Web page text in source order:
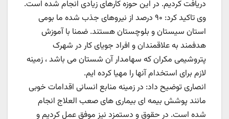
دریافت کردیم. در این حوزه کارهای زیادی انجام شده است.
وی تاکید کرد: ۹۰ درصد از نیروهای جذب شده ما بومی
استان سیستان و بلوچستان هستند. ضمنا با آموزش
هدفمند به علاقمندان و افراد جویای کار در شهرک
پتروشیمی مکران که سهامدار آن شستان می باشد ، زمینه
لازم برای استخدام آنها را مهیا کرده ایم.
انصاری توضیح داد: در زمینه منابع انسانی اقدامات خوبی
مانند پوشش بیمه ای بیماری های صعب العلاج انجام
شده است. در حقوق و دستمزد نیز موفق عمل کردیم و